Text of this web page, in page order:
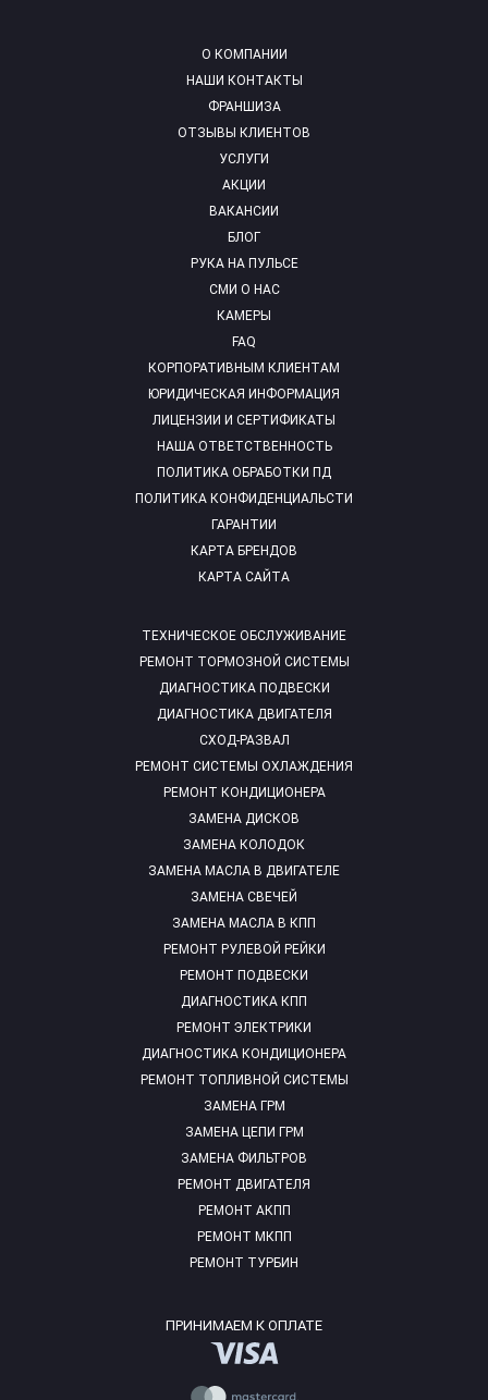
О КОМПАНИИ
НАШИ КОНТАКТЫ
ФРАНШИЗА
ОТЗЫВЫ КЛИЕНТОВ
УСЛУГИ
АКЦИИ
ВАКАНСИИ
БЛОГ
РУКА НА ПУЛЬСЕ
СМИ О НАС
КАМЕРЫ
FAQ
ТЕХНИЧЕСКОЕ ОБСЛУЖИВАНИЕ
РЕМОНТ ТОРМОЗНОЙ СИСТЕМЫ
ДИАГНОСТИКА ПОДВЕСКИ
ДИАГНОСТИКА ДВИГАТЕЛЯ
СХОД-РАЗВАЛ
РЕМОНТ СИСТЕМЫ ОХЛАЖДЕНИЯ
РЕМОНТ КОНДИЦИОНЕРА
ЗАМЕНА ДИСКОВ
ЗАМЕНА КОЛОДОК
ЗАМЕНА МАСЛА В ДВИГАТЕЛЕ
ЗАМЕНА СВЕЧЕЙ
ЗАМЕНА МАСЛА В КПП
РЕМОНТ РУЛЕВОЙ РЕЙКИ
РЕМОНТ ПОДВЕСКИ
ДИАГНОСТИКА КПП
РЕМОНТ ЭЛЕКТРИКИ
ДИАГНОСТИКА КОНДИЦИОНЕРА
РЕМОНТ ТОПЛИВНОЙ СИСТЕМЫ
ЗАМЕНА ГРМ
ЗАМЕНА ЦЕПИ ГРМ
ЗАМЕНА ФИЛЬТРОВ
РЕМОНТ ДВИГАТЕЛЯ
РЕМОНТ АКПП
РЕМОНТ МКПП
РЕМОНТ ТУРБИН
КОРПОРАТИВНЫМ КЛИЕНТАМ
ЮРИДИЧЕСКАЯ ИНФОРМАЦИЯ
ЛИЦЕНЗИИ И СЕРТИФИКАТЫ
НАША ОТВЕТСТВЕННОСТЬ
ПОЛИТИКА ОБРАБОТКИ ПД
ПОЛИТИКА КОНФИДЕНЦИАЛЬСТИ
ГАРАНТИИ
КАРТА БРЕНДОВ
КАРТА САЙТА
ПРИНИМАЕМ К ОПЛАТЕ